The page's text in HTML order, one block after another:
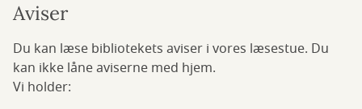
Aviser
Du kan læse bibliotekets aviser i vores læsestue. Du
kan ikke låne aviserne med hjem.
Vi holder: